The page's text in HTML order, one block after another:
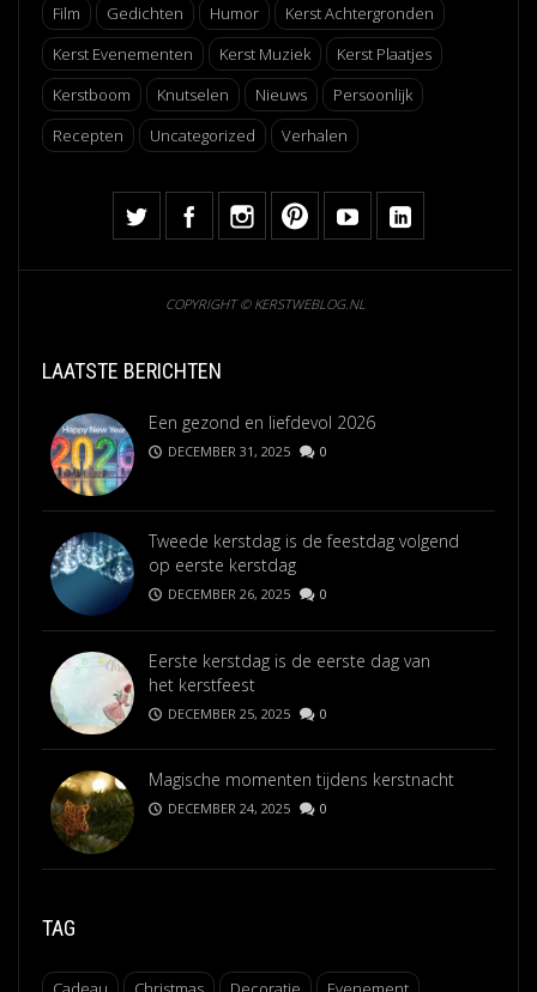
Film
Gedichten Humor
Kerst Achtergronden
Kerst Evenementen
Kerst Muziek
Kerst Plaatjes
Kerstboom
Knutselen Nieuws
Persoonlijk
Recepten
Uncategorized Verhalen
COPYRIGHT © KERSTWEBLOG.NL
LAATSTE BERICHTEN
Een gezond en liefdevol 2026
DECEMBER 31, 2025 0
Tweede kerstdag is de feestdag volgend
op eerste kerstdag
DECEMBER 26, 2025 0
Eerste kerstdag is de eerste dag van
het kerstfeest
DECEMBER 25, 2025 0
Magische momenten tijdens kerstnacht
DECEMBER 24, 2025 0
TAG